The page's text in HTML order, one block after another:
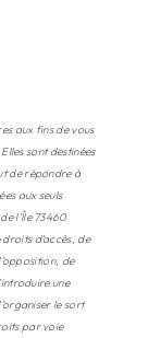
aux fins de vous
sont destinées
de répondre à
aux seuls
l'Île 73460
d’accès, de
de
une
le sort
par voie